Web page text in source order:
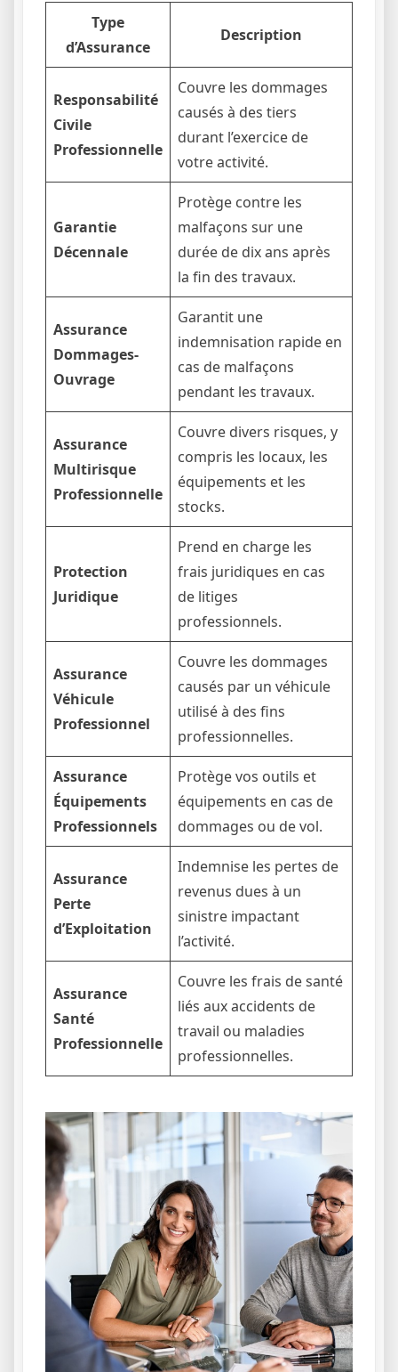
Type
d’Assurance
Description
Responsabilité
Civile
Professionnelle
Couvre les dommages
causés à des tiers
durant l’exercice de
votre activité.
Garantie
Décennale
Protège contre les
malfaçons sur une
durée de dix ans après
la fin des travaux.
Assurance
Dommages-
Ouvrage
Garantit une
indemnisation rapide en
cas de malfaçons
pendant les travaux.
Assurance
Multirisque
Professionnelle
Couvre divers risques, y
compris les locaux, les
équipements et les
stocks.
Protection
Juridique
Prend en charge les
frais juridiques en cas
de litiges
professionnels.
Assurance
Véhicule
Professionnel
Couvre les dommages
causés par un véhicule
utilisé à des fins
professionnelles.
Assurance
Équipements
Professionnels
Protège vos outils et
équipements en cas de
dommages ou de vol.
Assurance
Perte
d’Exploitation
Indemnise les pertes de
revenus dues à un
sinistre impactant
l’activité.
Assurance
Santé
Professionnelle
Couvre les frais de santé
liés aux accidents de
travail ou maladies
professionnelles.